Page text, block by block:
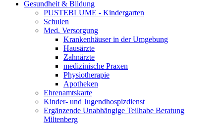
Gesundheit & Bildung
PUSTEBLUME - Kindergarten
Schulen
Med. Versorgung
Krankenhäuser in der Umgebung
Hausärzte
Zahnärzte
medizinische Praxen
Physiotherapie
Apotheken
Ehrenamtskarte
Kinder- und Jugendhospizdienst
Ergänzende Unabhängige Teilhabe Beratung
Miltenberg